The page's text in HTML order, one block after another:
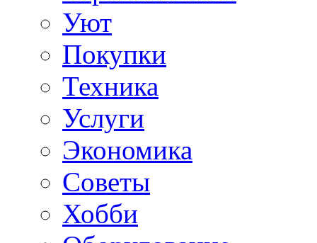
Уют
Покупки
Техника
Услуги
Экономика
Советы
Хобби